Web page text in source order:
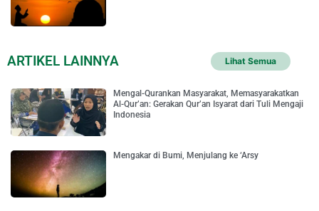
ARTIKEL LAINNYA Lihat Semua
Mengal-Qurankan Masyarakat, Memasyarakatkan
Al-Qur’an: Gerakan Qur’an Isyarat dari Tuli Mengaji
Indonesia
Mengakar di Bumi, Menjulang ke ‘Arsy